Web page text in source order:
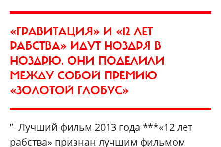
«ГРАВИТАЦИЯ» И «12 ЛЕТ
РАБСТВА» ИДУТ НОЗДРЯ В
НОЗДРЮ. ОНИ ПОДЕЛИЛИ
МЕЖДУ СОБОЙ ПРЕМИЮ
«ЗОЛОТОЙ ГЛОБУС»
” Лучший фильм 2013 года ***«12 лет
рабства» признан лучшим фильмом